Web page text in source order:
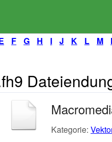
F G H I J K L M
Kategorie: